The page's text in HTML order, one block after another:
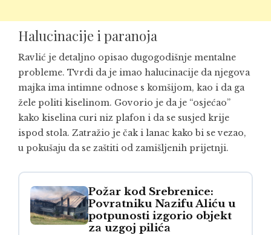
Halucinacije i paranoja
Ravlić je detaljno opisao dugogodišnje mentalne
probleme. Tvrdi da je imao halucinacije da njegova
majka ima intimne odnose s komšijom, kao i da ga
žele politi kiselinom. Govorio je da je “osjećao”
kako kiselina curi niz plafon i da se susjed krije
ispod stola. Zatražio je čak i lanac kako bi se vezao,
u pokušaju da se zaštiti od zamišljenih prijetnji.
Požar kod Srebrenice:
Povratniku Nazifu Aliću u
potpunosti izgorio objekt
za uzgoj pilića